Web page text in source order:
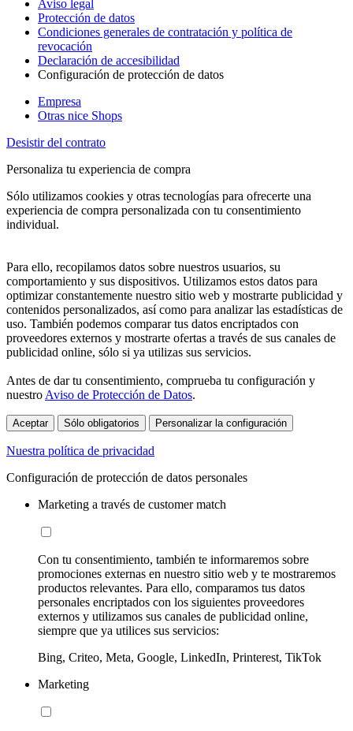
Aviso legal
Protección de datos
Condiciones generales de contratación y política de
revocación
Declaración de accesibilidad
Configuración de protección de datos
Empresa
Otras nice Shops
Desistir del contrato
Personaliza tu experiencia de compra
Sólo utilizamos cookies y otras tecnologías para ofrecerte una
experiencia de compra personalizada con tu consentimiento
individual.
Para ello, recopilamos datos sobre nuestros usuarios, su
comportamiento y sus dispositivos. Utilizamos estos datos para
optimizar constantemente nuestro sitio web y mostrarte publicidad y
contenidos personalizados, así como para analizar las estadísticas de
uso. También podemos comparar tus datos encriptados con
proveedores externos y mostrarte ofertas a través de sus canales de
publicidad online, sólo si ya utilizas sus servicios.
Antes de dar tu consentimiento, comprueba tu configuración y
nuestro Aviso de Protección de Datos.
Aceptar Sólo obligatorios Personalizar la configuración
Nuestra política de privacidad
Configuración de protección de datos personales
Marketing a través de customer match
Con tu consentimiento, también te informaremos sobre
promociones externas en nuestro sitio web y te mostraremos
productos relevantes. Para ello, comparamos tus datos
personales encriptados con los siguientes proveedores
externos y utilizamos sus canales de publicidad online,
siempre que ya utilices sus servicios:
Bing, Criteo, Meta, Google, LinkedIn, Printerest, TikTok
Marketing